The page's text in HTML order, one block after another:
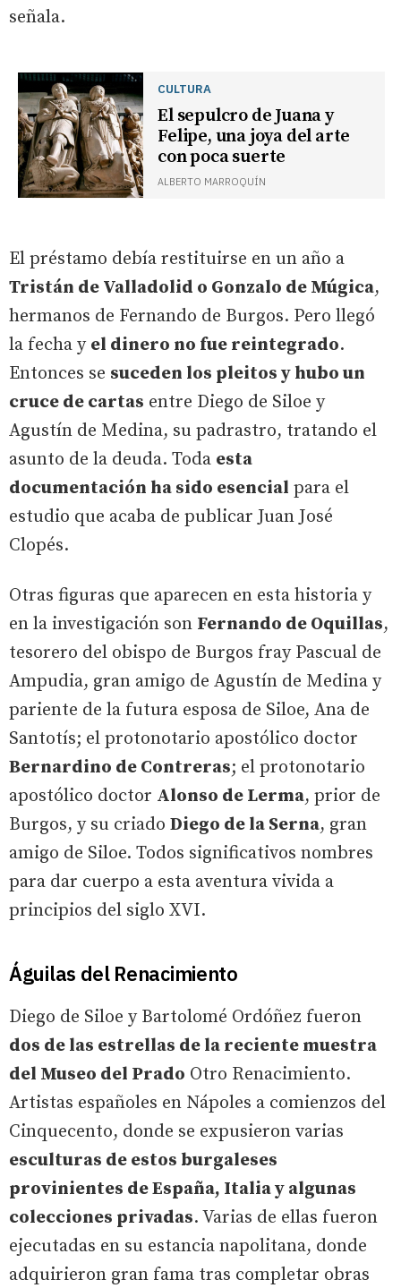
señala.
CULTURA
El sepulcro de Juana y
Felipe, una joya del arte
con poca suerte
ALBERTO MARROQUÍN
El préstamo debía restituirse en un año a
Tristán de Valladolid o Gonzalo de Múgica,
hermanos de Fernando de Burgos. Pero llegó
la fecha y el dinero no fue reintegrado.
Entonces se suceden los pleitos y hubo un
cruce de cartas entre Diego de Siloe y
Agustín de Medina, su padrastro, tratando el
asunto de la deuda. Toda esta
documentación ha sido esencial para el
estudio que acaba de publicar Juan José
Clopés.
Otras figuras que aparecen en esta historia y
en la investigación son Fernando de Oquillas,
tesorero del obispo de Burgos fray Pascual de
Ampudia, gran amigo de Agustín de Medina y
pariente de la futura esposa de Siloe, Ana de
Santotís; el protonotario apostólico doctor
Bernardino de Contreras; el protonotario
apostólico doctor Alonso de Lerma, prior de
Burgos, y su criado Diego de la Serna, gran
amigo de Siloe. Todos significativos nombres
para dar cuerpo a esta aventura vivida a
principios del siglo XVI.
Águilas del Renacimiento
Diego de Siloe y Bartolomé Ordóñez fueron
dos de las estrellas de la reciente muestra
del Museo del Prado Otro Renacimiento.
Artistas españoles en Nápoles a comienzos del
Cinquecento, donde se expusieron varias
esculturas de estos burgaleses
provinientes de España, Italia y algunas
colecciones privadas. Varias de ellas fueron
ejecutadas en su estancia napolitana, donde
adquirieron gran fama tras completar obras